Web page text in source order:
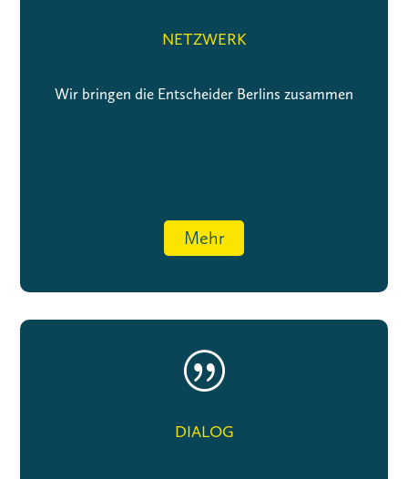
NETZWERK
Wir bringen die Entscheider Berlins zusammen
Mehr
|
DIALOG